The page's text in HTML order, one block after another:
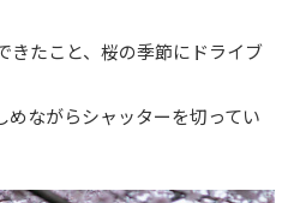
きたこと、桜の季節にドライブ
ながらシャッターを切ってい